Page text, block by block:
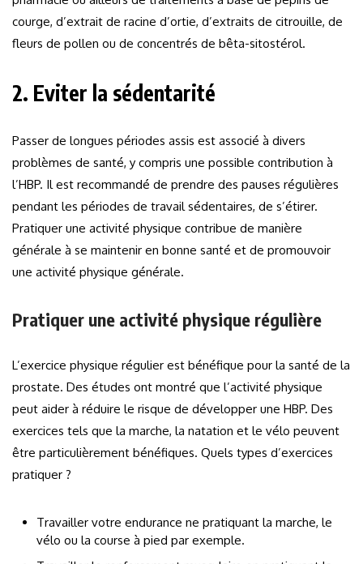
courge, d’extrait de racine d’ortie, d’extraits de citrouille, de
fleurs de pollen ou de concentrés de bêta-sitostérol.
2. Eviter la sédentarité
Passer de longues périodes assis est associé à divers
problèmes de santé, y compris une possible contribution à
l’HBP. Il est recommandé de prendre des pauses régulières
pendant les périodes de travail sédentaires, de s’étirer.
Pratiquer une activité physique contribue de manière
générale à se maintenir en bonne santé et de promouvoir
une activité physique générale.
Pratiquer une activité physique régulière
L’exercice physique régulier est bénéfique pour la santé de la
prostate. Des études ont montré que l’activité physique
peut aider à réduire le risque de développer une HBP. Des
exercices tels que la marche, la natation et le vélo peuvent
être particulièrement bénéfiques. Quels types d’exercices
pratiquer ?
Travailler votre endurance ne pratiquant la marche, le
vélo ou la course à pied par exemple.